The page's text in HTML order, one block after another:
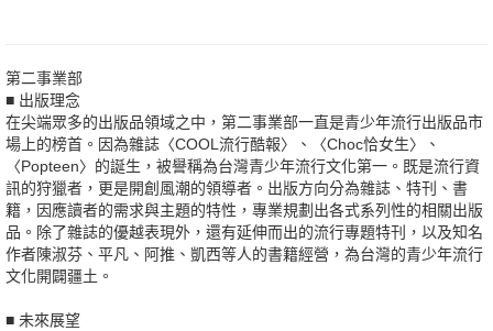
第二事業部
■ 出版理念
在尖端眾多的出版品領域之中，第二事業部一直是青少年流行出版品市
場上的榜首。因為雜誌〈COOL流行酷報〉、〈Choc恰女生〉、
〈Popteen〉的誕生，被譽稱為台灣青少年流行文化第一。既是流行資
訊的狩獵者，更是開創風潮的領導者。出版方向分為雜誌、特刊、書
籍，因應讀者的需求與主題的特性，專業規劃出各式系列性的相關出版
品。除了雜誌的優越表現外，還有延伸而出的流行專題特刊，以及知名
作者陳淑芬、平凡、阿推、凱西等人的書籍經營，為台灣的青少年流行
文化開闢疆土。
■ 未來展望